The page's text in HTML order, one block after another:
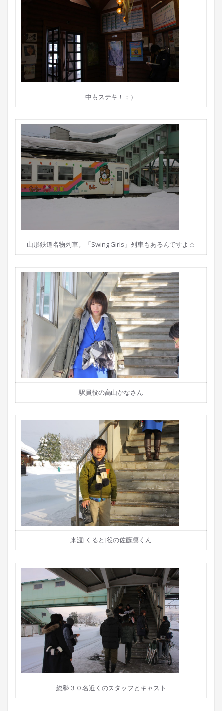
中もステキ！；）
山形鉄道名物列車。「Swing Girls」列車もあるんですよ☆
駅員役の高山かなさん
来渡[くると]役の佐藤凛くん
総勢３０名近くのスタッフとキャスト